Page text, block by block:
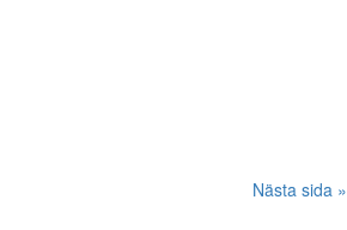
Nästa sida »